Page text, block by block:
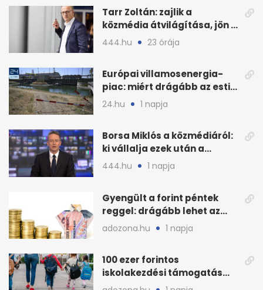
Tarr Zoltán: zajlik a
közmédia átvilágítása, jön a
nyilvános véleményezés
444.hu 23 órája
Európai villamosenergia-
piac: miért drágább az esti
áram Magyarországon
24.hu 1 napja
Borsa Miklós a közmédiáról:
ki vállalja ezek után a
munkát?
444.hu 1 napja
Gyengült a forint péntek
reggel: drágább lehet az
euró és a dollár
adozona.hu 1 napja
100 ezer forintos
iskolakezdési támogatás
2026 őszén: adózás,